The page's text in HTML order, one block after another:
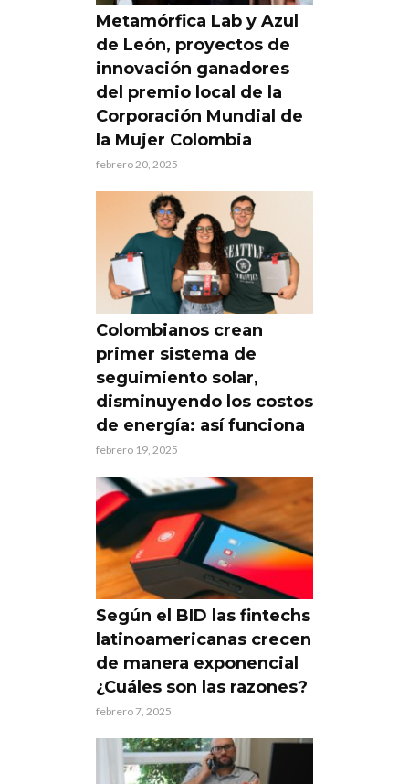
Metamórfica Lab y Azul
de León, proyectos de
innovación ganadores
del premio local de la
Corporación Mundial de
la Mujer Colombia
febrero 20, 2025
Colombianos crean
primer sistema de
seguimiento solar,
disminuyendo los costos
de energía: así funciona
febrero 19, 2025
Según el BID las fintechs
latinoamericanas crecen
de manera exponencial
¿Cuáles son las razones?
febrero 7, 2025